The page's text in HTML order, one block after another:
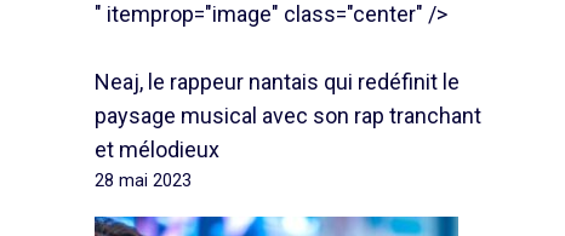
" itemprop="image" class="center" />
Neaj, le rappeur nantais qui redéfinit le
paysage musical avec son rap tranchant
et mélodieux
28 mai 2023